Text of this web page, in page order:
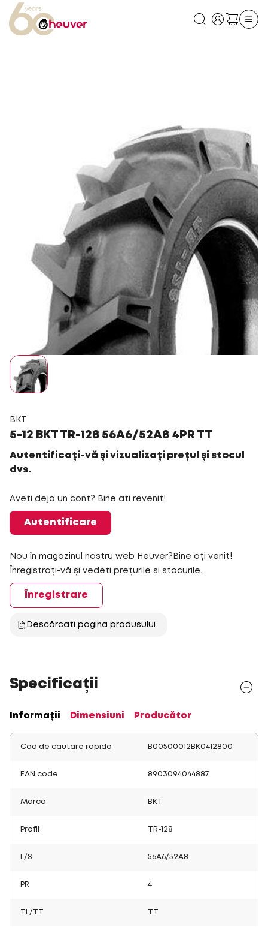
BKT
5-12 BKT TR-128 56A6/52A8 4PR TT
Autentificați-vă și vizualizați prețul și stocul
dvs.
Aveți deja un cont? Bine ați revenit!
Autentificare
Nou în magazinul nostru web Heuver?Bine ați venit!
Înregistrați-vă și vedeți prețurile și stocurile.
Înregistrare
Descărcați pagina produsului
Specificații
Informații Dimensiuni Producător
Cod de căutare rapidă B00500012BK0412800
EAN code 8903094044887
Marcă BKT
Profil TR-128
L/S 56A6/52A8
PR 4
TL/TT